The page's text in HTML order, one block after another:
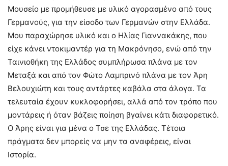
Μουσείο με προμήθευσε με υλικό αγορασμένο από τους
Γερμανούς, για την είσοδο των Γερμανών στην Ελλάδα.
Μου παραχώρησε υλικό και ο Ηλίας Γιαννακάκης, που
είχε κάνει ντοκιμαντέρ για τη Μακρόνησο, ενώ από την
Ταινιοθήκη της Ελλάδος συμπλήρωσα πλάνα με τον
Μεταξά και από τον Φώτο Λαμπρινό πλάνα με τον Άρη
Βελουχιώτη και τους αντάρτες καβάλα στα άλογα. Τα
τελευταία έχουν κυκλοφορήσει, αλλά από τον τρόπο που
μοντάρεις ή όταν βάζεις ποίηση βγαίνει κάτι διαφορετικό.
Ο Άρης είναι για μένα ο Τσε της Ελλάδας. Τέτοια
πράγματα δεν μπορείς να μην τα αναφέρεις, είναι
Ιστορία.